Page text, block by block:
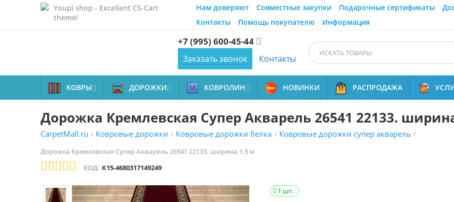
Youpi shop - Excellent CS-Cart
theme!
Нам доверяют Совместные закупки Подарочные сертификаты
Контакты
Помощь покупателю Информация
+7 (995) 600-45-44 
Заказать звонок Контакты
КОВРЫ ДОРОЖКИ КОВРОЛИН НОВИНКИ РАСПРОДАЖА
Дорожка Кремлевская Супер Акварель 26541 22133.
CarpetMall.ru / Ковровые дорожки / Ковровые дорожки белка / Ковровые дорожки супер акварель /
Дорожка Кремлевская Супер Акварель 26541 22133. ширина 1.5 м
КОД: К15-4680317149249
1 шт.
